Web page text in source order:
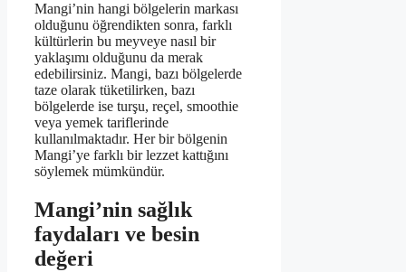
Mangi’nin hangi bölgelerin markası
olduğunu öğrendikten sonra, farklı
kültürlerin bu meyveye nasıl bir
yaklaşımı olduğunu da merak
edebilirsiniz. Mangi, bazı bölgelerde
taze olarak tüketilirken, bazı
bölgelerde ise turşu, reçel, smoothie
veya yemek tariflerinde
kullanılmaktadır. Her bir bölgenin
Mangi’ye farklı bir lezzet kattığını
söylemek mümkündür.
Mangi’nin sağlık
faydaları ve besin
değeri